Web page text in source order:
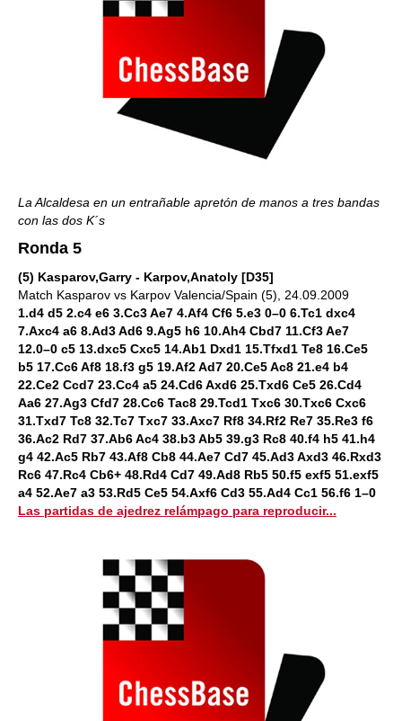
La Alcaldesa en un entrañable apretón de manos a tres bandas
con las dos K´s
Ronda 5
(5) Kasparov,Garry - Karpov,Anatoly [D35]
Match Kasparov vs Karpov Valencia/Spain (5), 24.09.2009
1.d4 d5 2.c4 e6 3.Cc3 Ae7 4.Af4 Cf6 5.e3 0–0 6.Tc1 dxc4
7.Axc4 a6 8.Ad3 Ad6 9.Ag5 h6 10.Ah4 Cbd7 11.Cf3 Ae7
12.0–0 c5 13.dxc5 Cxc5 14.Ab1 Dxd1 15.Tfxd1 Te8 16.Ce5
b5 17.Cc6 Af8 18.f3 g5 19.Af2 Ad7 20.Ce5 Ac8 21.e4 b4
22.Ce2 Ccd7 23.Cc4 a5 24.Cd6 Axd6 25.Txd6 Ce5 26.Cd4
Aa6 27.Ag3 Cfd7 28.Cc6 Tac8 29.Tcd1 Txc6 30.Txc6 Cxc6
31.Txd7 Tc8 32.Tc7 Txc7 33.Axc7 Rf8 34.Rf2 Re7 35.Re3 f6
36.Ac2 Rd7 37.Ab6 Ac4 38.b3 Ab5 39.g3 Rc8 40.f4 h5 41.h4
g4 42.Ac5 Rb7 43.Af8 Cb8 44.Ae7 Cd7 45.Ad3 Axd3 46.Rxd3
Rc6 47.Rc4 Cb6+ 48.Rd4 Cd7 49.Ad8 Rb5 50.f5 exf5 51.exf5
a4 52.Ae7 a3 53.Rd5 Ce5 54.Axf6 Cd3 55.Ad4 Cc1 56.f6 1–0
Las partidas de ajedrez relámpago para reproducir...